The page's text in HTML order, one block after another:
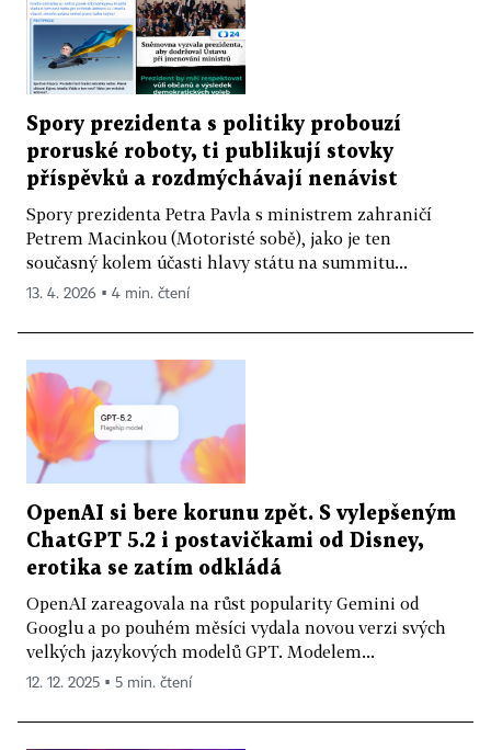
Spory prezidenta s politiky probouzí
proruské roboty, ti publikují stovky
příspěvků a rozdmýchávají nenávist
Spory prezidenta Petra Pavla s ministrem zahraničí
Petrem Macinkou (Motoristé sobě), jako je ten
současný kolem účasti hlavy státu na summitu...
13. 4. 2026 ▪ 4 min. čtení
OpenAI si bere korunu zpět. S vylepšeným
ChatGPT 5.2 i postavičkami od Disney,
erotika se zatím odkládá
OpenAI zareagovala na růst popularity Gemini od
Googlu a po pouhém měsíci vydala novou verzi svých
velkých jazykových modelů GPT. Modelem...
12. 12. 2025 ▪ 5 min. čtení